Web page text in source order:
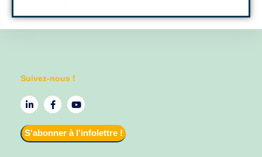
Suivez-nous !
S'abonner à l'infolettre !